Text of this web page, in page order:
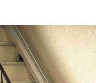
לקיפול ומגיע